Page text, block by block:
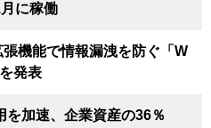
に稼働
機能で情報漏洩を防ぐ「W
発表
を加速、企業資産の36％